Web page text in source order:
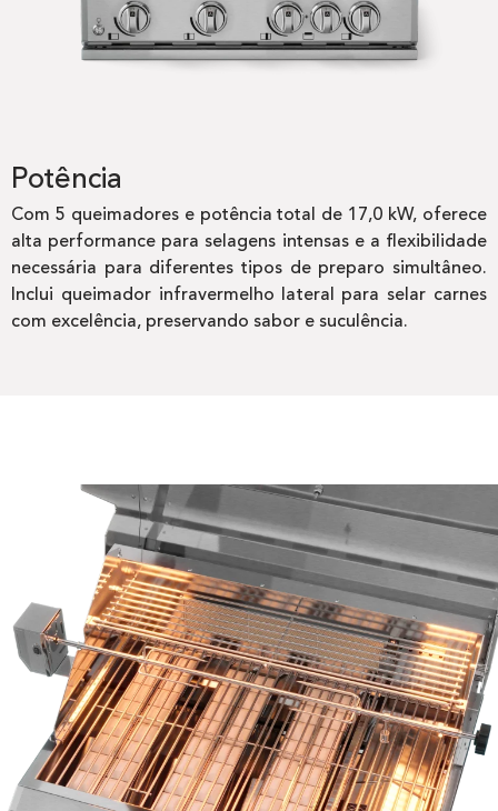
Potência
Com 5 queimadores e potência total de 17,0 kW, oferece
alta performance para selagens intensas e a flexibilidade
necessária para diferentes tipos de preparo simultâneo.
Inclui queimador infravermelho lateral para selar carnes
com excelência, preservando sabor e suculência.